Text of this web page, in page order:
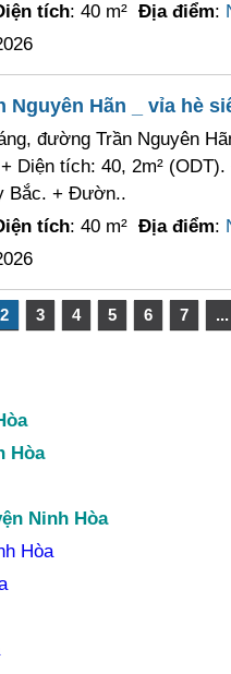
tích: 40 m² Địa điểm:
Hãn _ vỉa hè
đường Trần Nguyên
Diện tích: 40, 2m²
Bắc. + Đườn..
tích: 40 m² Địa điểm:
2 3 4 5 6 7 ...
Hòa
Ninh Hòa
Hòa